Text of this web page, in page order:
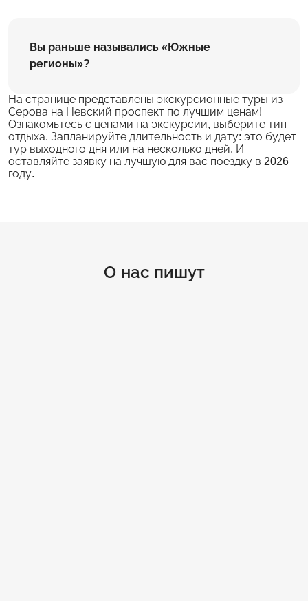
Вы раньше назывались «Южные
регионы»?
На странице представлены экскурсионные туры из
Серова на Невский проспект по лучшим ценам!
Ознакомьтесь с ценами на экскурсии, выберите тип
отдыха. Запланируйте длительность и дату: это будет
тур выходного дня или на несколько дней. И
оставляйте заявку на лучшую для вас поездку в 2026
году.
О нас пишут